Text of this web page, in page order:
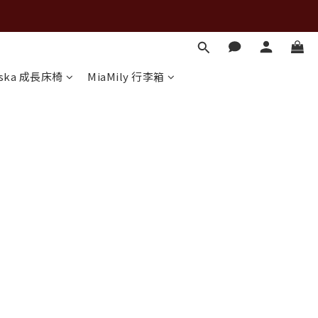
成長床椅 MiaMily 行李箱